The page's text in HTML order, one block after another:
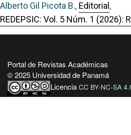
Alberto Gil Picota B., Editorial ,
REDEPSIC: Vol. 5 Núm. 1 (2026):
Portal de Revistas Académicas
© 2025 Universidad de Panamá
Licencia CC BY-NC-SA
Sitio desarrollado en